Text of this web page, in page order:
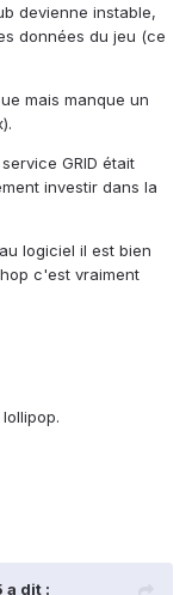
devienne instable,
données du jeu (ce
mais manque un
GRID était
investir dans la
logiciel il est bien
c'est vraiment
a dit :